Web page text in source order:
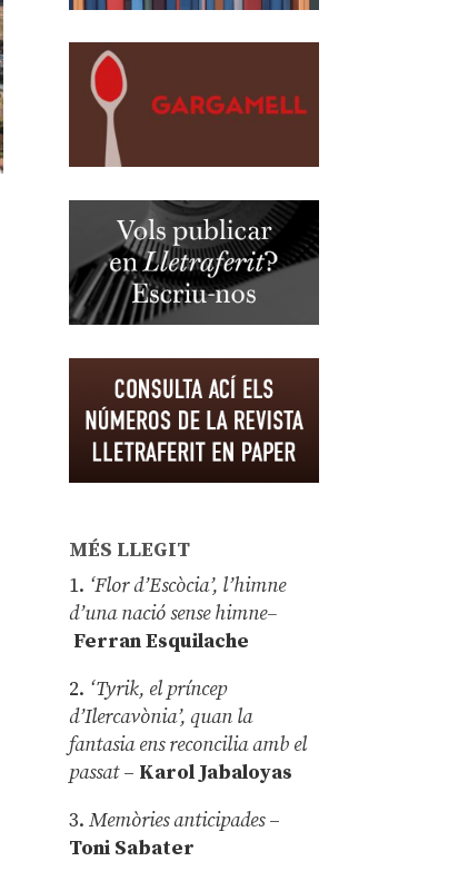
MÉS LLEGIT
1. ‘Flor d’Escòcia’, l’himne
d’una nació sense himne–
Ferran Esquilache
2. ‘Tyrik, el príncep
d’Ilercavònia’, quan la
fantasia ens reconcilia amb el
passat– Karol Jabaloyas
3.Memòries anticipades–
Toni Sabater